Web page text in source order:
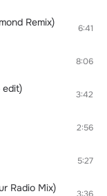
Remix) 6:41
8:06
edit) 3:42
2:56
5:27
Radio Mix)